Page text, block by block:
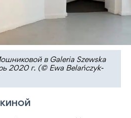
в Galeria Szewska
2020 г. (© Ewa Belańczyk-